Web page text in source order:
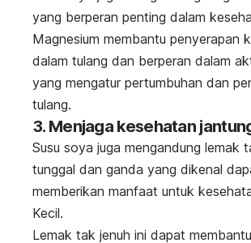
yang berperan penting dalam
Magnesium membantu penyerapan
dalam tulang dan berperan dalam
yang mengatur pertumbuhan dan
tulang.
3. Menjaga kesehatan
Susu soya juga mengandung lemak
tunggal dan ganda yang dikenal
memberikan manfaat untuk
Kecil.
Lemak tak jenuh ini dapat